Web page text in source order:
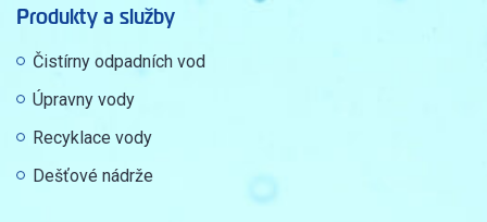
Produkty a služby
Čistírny odpadních vod
Úpravny vody
Recyklace vody
Dešťové nádrže